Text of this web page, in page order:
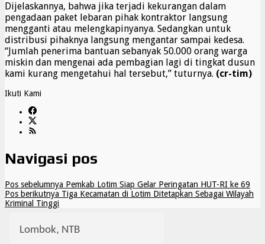
Dijelaskannya, bahwa jika terjadi kekurangan dalam
pengadaan paket lebaran pihak kontraktor langsung
mengganti atau melengkapinyanya. Sedangkan untuk
distribusi pihaknya langsung mengantar sampai kedesa.
“Jumlah penerima bantuan sebanyak 50.000 orang warga
miskin dan mengenai ada pembagian lagi di tingkat dusun
kami kurang mengetahui hal tersebut,” tuturnya. (cr-tim)
Ikuti Kami
Navigasi pos
Pos sebelumnya Pemkab Lotim Siap Gelar Peringatan HUT-RI ke 69
Pos berikutnya Tiga Kecamatan di Lotim Ditetapkan Sebagai Wilayah
Kriminal Tinggi